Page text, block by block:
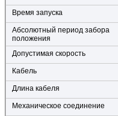
Время запуска
Абсолютный период забора
положения
Допустимая скорость
Кабель
Длина кабеля
Механическое соединение